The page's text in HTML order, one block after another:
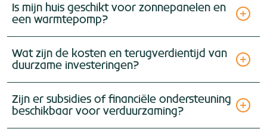
Is mijn huis geschikt voor zonnepanelen en
een warmtepomp?
Wat zijn de kosten en terugverdientijd van
duurzame investeringen?
Zijn er subsidies of financiële ondersteuning
beschikbaar voor verduurzaming?